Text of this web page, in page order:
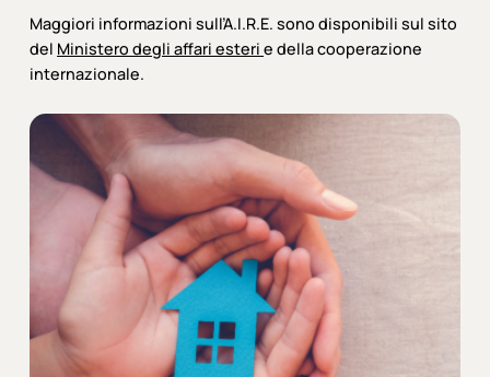
Maggiori informazioni sull’A.I.R.E. sono disponibili sul sito
del Ministero degli affari esterie della cooperazione
internazionale.